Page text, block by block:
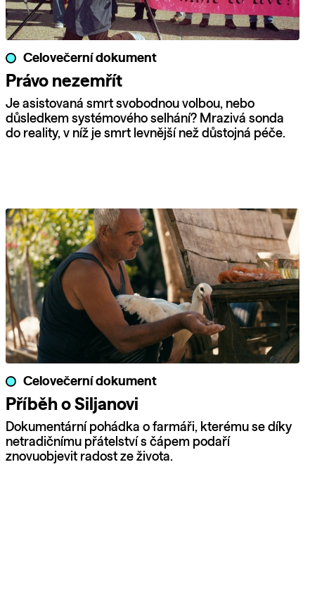
Celovečerní dokument
Právo nezemřít
Je asistovaná smrt svobodnou volbou, nebo
důsledkem systémového selhání? Mrazivá sonda
do reality, v níž je smrt levnější než důstojná péče.
Celovečerní dokument
Příběh o Siljanovi
Dokumentární pohádka o farmáři, kterému se díky
netradičnímu přátelství s čápem podaří
znovuobjevit radost ze života.